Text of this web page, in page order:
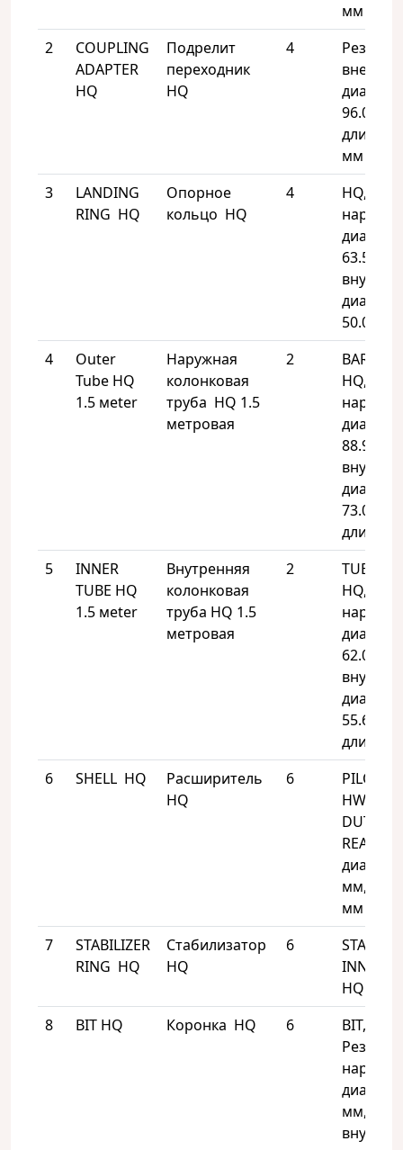
мм
2
COUPLING
ADAPTER
HQ
Подрелит
переходник
HQ
4
Резьба
96.0 мм,
длина-
мм
3
LANDING
RING HQ
Опорное
кольцо HQ
4
HQ,
63.5 мм,
50.0 мм
4
Outer
Tube HQ
1.5 мeter
Наружная
колонковая
труба HQ 1.5
метровая
2
BARREL
HQ,
88.9 мм,
73.0 мм,
длина –
5
INNER
TUBE HQ
1.5 мeter
Внутренняя
колонковая
труба HQ 1.5
метровая
2
TUBE
HQ,
62.0 мм,
55.6 мм,
длина –
6
SHELL HQ
Расширитель
HQ
6
PILOT,
HW/L
DUTY
мм,
мм
7
STABILIZER
RING HQ
Стабилизатор
HQ
6
INNER
HQ
8
BIT HQ Коронка HQ 6
BIT, HQ,
Резьба
мм,